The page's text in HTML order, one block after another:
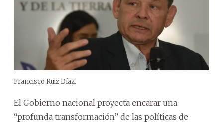
Francisco Ruiz Díaz.
El Gobierno nacional proyecta encarar una
“profunda transformación” de las políticas de